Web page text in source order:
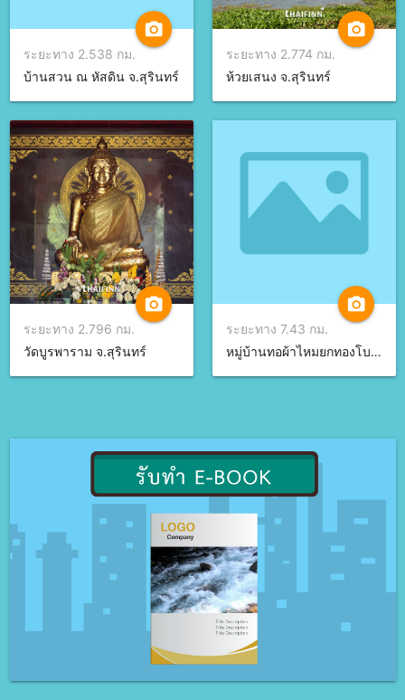
camera_alt
ระยะทาง 2.538 กม.
บ้านสวน ณ หัสดิน จ.สุรินทร์
camera_alt
ระยะทาง 2.774 กม.
ห้วยเสนง จ.สุรินทร์
camera_alt
ระยะทาง 2.796 กม.
วัดบูรพาราม จ.สุรินทร์
camera_alt
ระยะทาง 7.43 กม.
หมู่บ้านทอผ้าไหมยกทองโบราณ จ.สุรินทร์